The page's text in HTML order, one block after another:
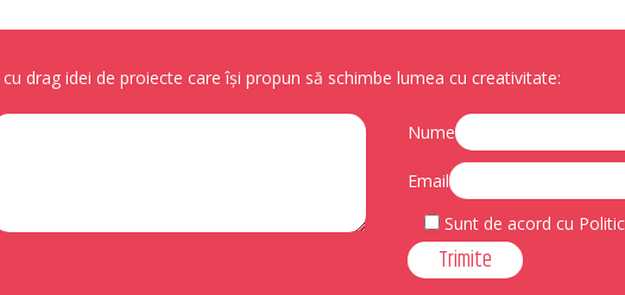
drag idei de proiecte care își propun să schimbe lumea cu creativitate:
Nume
Email
Sunt de acord cu